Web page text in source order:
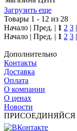
Загрузить еще
Товары 1 - 12 из 28
Начало | Пред. | 1 2 3 |
Начало | Пред. | 1 2 3 |
Дополнительно
Контакты
Доставка
Оплата
О компании
О ценах
Новости
ПРИСОЕДИНЯЙСЯ